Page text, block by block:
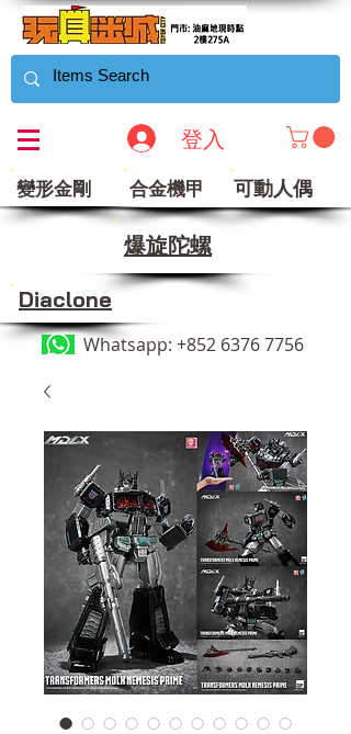
登入
變形金剛 合金機甲 可動人偶
​爆旋陀螺
Diaclone
Whatsapp: +852 6376 7756